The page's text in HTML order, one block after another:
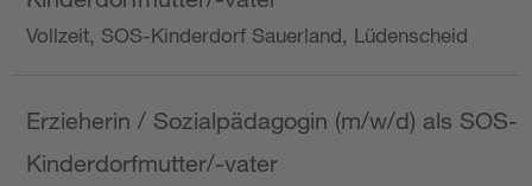
Vollzeit, SOS-Kinderdorf Sauerland, Lüdenscheid
Erzieherin / Sozialpädagogin (m/w/d) als SOS-
Kinderdorfmutter/-vater